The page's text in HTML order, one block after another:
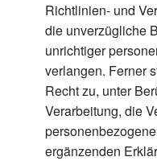
Richtlinien- und
die unverzügliche
unrichtiger
verlangen. Ferner
Recht zu, unter
Verarbeitung, die
ergänzenden